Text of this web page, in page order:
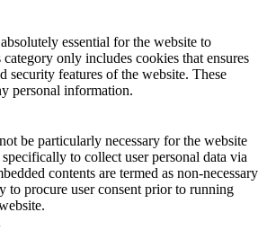
essential for the website to
only includes cookies that ensures
security features of the website. These
personal information.
be particularly necessary for the website
to collect user personal data via
contents are termed as non-necessary
to procure user consent prior to running